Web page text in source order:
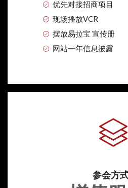
优先对接招商项目
现场播放VCR
摆放易拉宝 宣传册
网站一年信息披露
参会方